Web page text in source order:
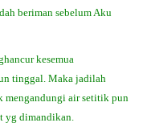
beriman sebelum Aku
kesemua
tinggal. Maka jadilah
mengandungi air setitik pun
yg dimandikan.